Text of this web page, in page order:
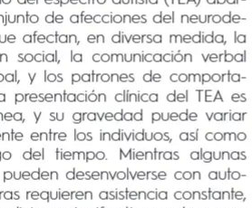
del espectro autista (TEA) abar-
de afecciones del neurode-
afectan, en diversa medida, la
social, la comunicación verbal
y los patrones de comporta-
presentación clínica del TEA es
y su gravedad puede variar
entre los individuos, así como
del tiempo. Mientras algunas
desenvolverse con auto-